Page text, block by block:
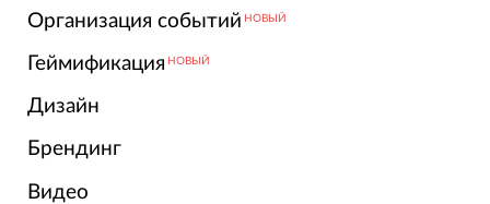
Организация событий НОВЫЙ
Геймификация НОВЫЙ
Дизайн
Брендинг
Видео